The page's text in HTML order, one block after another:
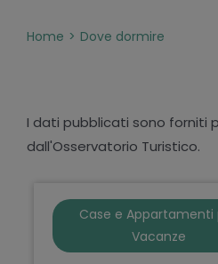
Home Dove dormire
I dati pubblicati sono forniti
dall'Osservatorio Turistico.
Case e Appartamenti
Vacanze